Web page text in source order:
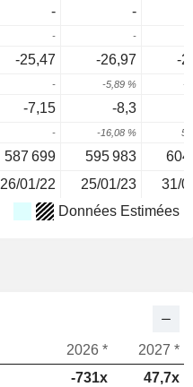
- -
- -
-25,47 -26,97 -
- -5,89 % -
-7,15 -8,3
- -16,08 %
587 699 595 983
604
26/01/22 25/01/23 31/
Données Estimées
2026 *
2027 *
-731x 47,7x